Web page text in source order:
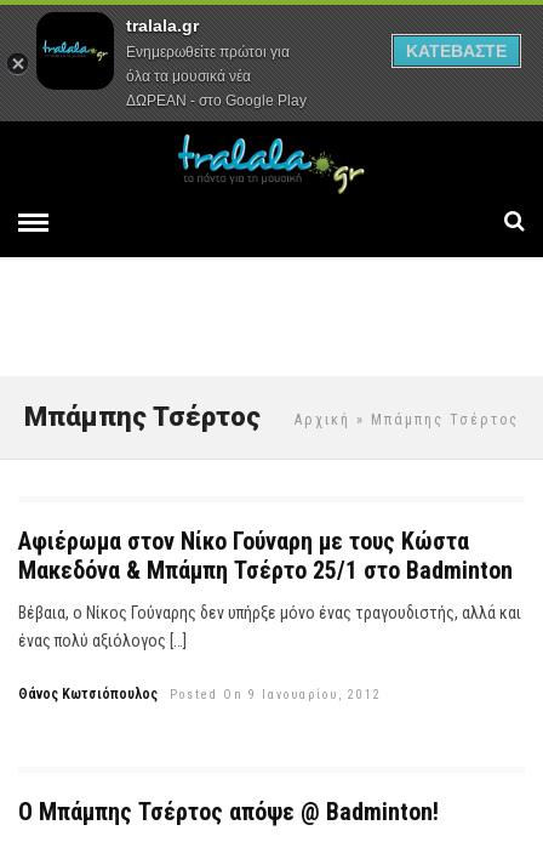
Αρχική Συνεντεύξεις Ρεπορτάζ
Αρχική » Μπάμπης Τσέρτος
Μπάμπης Τσέρτος
Αφιέρωμα στον Νίκο Γούναρη με τους Κώστα
Μακεδόνα & Μπάμπη Τσέρτο 25/1 στο Badminton
Βέβαια, ο Νίκος Γούναρης δεν υπήρξε μόνο ένας τραγουδιστής, αλλά και
ένας πολύ αξιόλογος […]
Θάνος Κωτσιόπουλος Posted On 9 Ιανουαρίου, 2012
Ο Μπάμπης Τσέρτος απόψε @ Badminton!
tralala.gr
Ενημερωθείτε πρώτοι για
όλα τα μουσικά νέα
ΔΩΡΕΑΝ - στο Google Play
ΚΑΤΕΒΑΣΤΕ